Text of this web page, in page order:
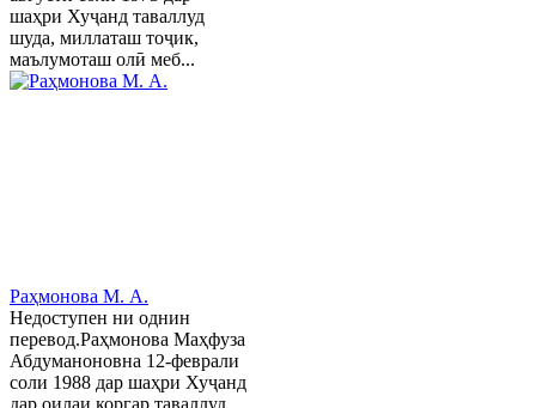
шаҳри Хуҷанд таваллуд
шуда, миллаташ тоҷик,
маълумоташ олӣ меб...
Раҳмонова М. А.
Недоступен ни однин
перевод.Раҳмонова Маҳфуза
Абдуманоновна 12-феврали
соли 1988 дар шаҳри Хуҷанд